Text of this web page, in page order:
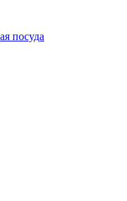
посуда